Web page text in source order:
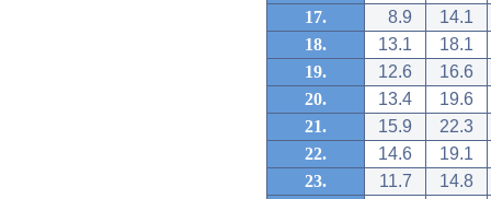
17.
8.9
14.1
18.
13.1
18.1
19.
12.6
16.6
20.
13.4
19.6
21.
15.9
22.3
22.
14.6
19.1
23.
11.7
14.8